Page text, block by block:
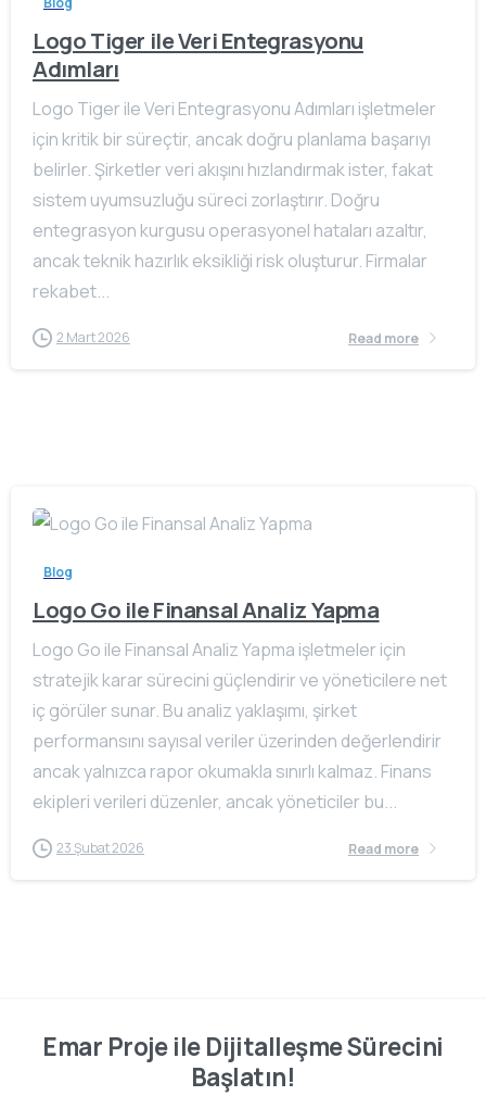
Logo Tiger ile Veri Entegrasyonu
Adımları
Logo Tiger ile Veri Entegrasyonu Adımları işletmeler
için kritik bir süreçtir, ancak doğru planlama başarıyı
belirler. Şirketler veri akışını hızlandırmak ister, fakat
sistem uyumsuzluğu süreci zorlaştırır. Doğru
entegrasyon kurgusu operasyonel hataları azaltır,
ancak teknik hazırlık eksikliği risk oluşturur. Firmalar
rekabet...
2 Mart 2026 Read more
Blog
Logo Go ile Finansal Analiz Yapma
Logo Go ile Finansal Analiz Yapma işletmeler için
stratejik karar sürecini güçlendirir ve yöneticilere net
iç görüler sunar. Bu analiz yaklaşımı, şirket
performansını sayısal veriler üzerinden değerlendirir
ancak yalnızca rapor okumakla sınırlı kalmaz. Finans
ekipleri verileri düzenler, ancak yöneticiler bu...
23 Şubat 2026 Read more
Emar Proje ile Dijitalleşme Sürecini
Başlatın!